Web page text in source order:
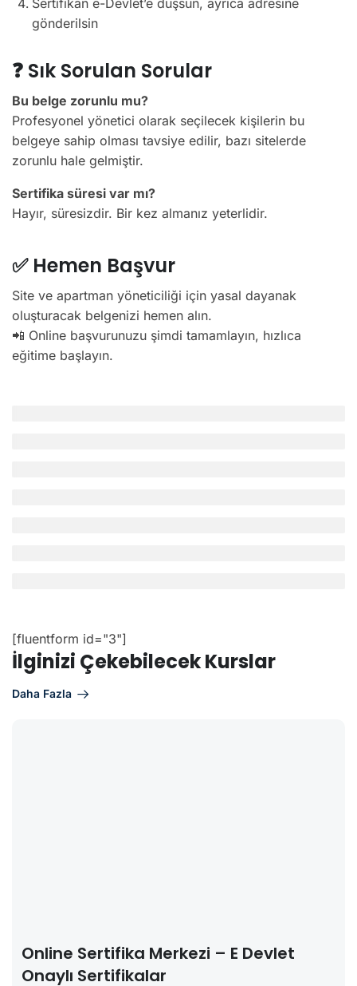
Sertifikan e-Devlet’e düşsün, ayrıca adresine
gönderilsin
❓ Sık Sorulan Sorular
Bu belge zorunlu mu?
Profesyonel yönetici olarak seçilecek kişilerin bu
belgeye sahip olması tavsiye edilir, bazı sitelerde
zorunlu hale gelmiştir.
Sertifika süresi var mı?
Hayır, süresizdir. Bir kez almanız yeterlidir.
✅ Hemen Başvur
Site ve apartman yöneticiliği için yasal dayanak
oluşturacak belgenizi hemen alın.
📲 Online başvurunuzu şimdi tamamlayın, hızlıca
eğitime başlayın.
[fluentform id="3"]
İlginizi Çekebilecek Kurslar
Daha Fazla
Online Sertifika Merkezi – E Devlet
Onaylı Sertifikalar